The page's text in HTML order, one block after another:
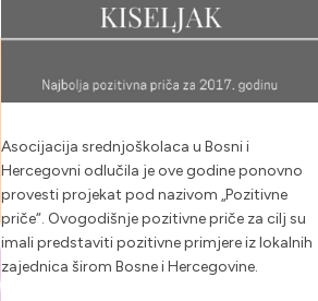
Asocijacija srednjoškolaca u Bosni i
Hercegovni odlučila je ove godine ponovno
provesti projekat pod nazivom „Pozitivne
priče“. Ovogodišnje pozitivne priče za cilj su
imali predstaviti pozitivne primjere iz lokalnih
zajednica širom Bosne i Hercegovine.